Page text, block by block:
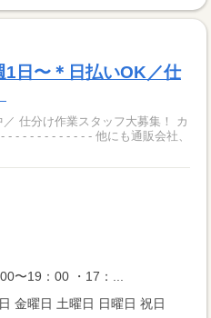
1日〜＊日払いOK／仕
カ
〜19：00 ・17：...
金曜日 土曜日 日曜日 祝日